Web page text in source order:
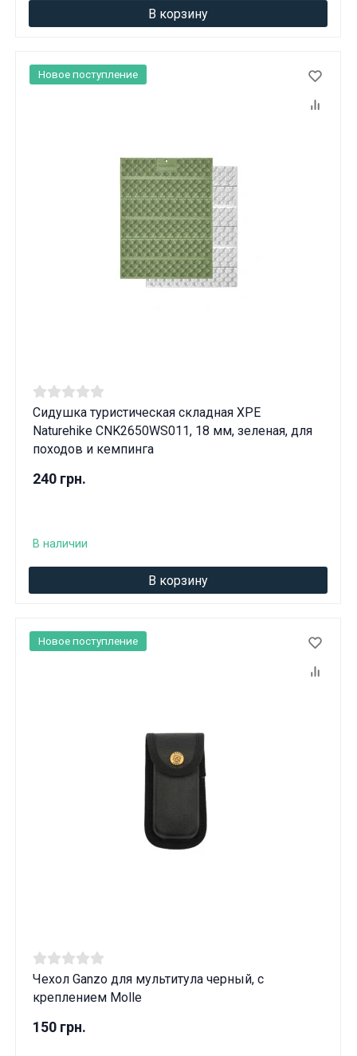
В корзину
Сидушка туристическая складная XPE
Naturehike CNK2650WS011, 18 мм, зеленая, для
походов и кемпинга
240 грн.
В наличии
В корзину
Новое поступление
Чехол Ganzo для мультитула черный, с
креплением Molle
150 грн.
Новое поступление